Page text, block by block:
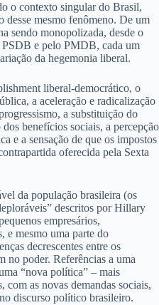
o contexto singular do Brasil,
desse mesmo fenômeno. De um
sendo monopolizada, desde o
e pelo PMDB, cada um
da hegemonia liberal.
liberal-democrático, o
a aceleração e radicalização
a substituição do
benefícios sociais, a percepção
e a sensação de que os impostos
oferecida pela Sexta
da população brasileira (os
descritos por Hillary
empresários,
e mesmo uma parte do
decrescentes entre os
no poder. Referências a uma
“nova política” – mais
com as novas demandas sociais,
discurso político brasileiro.